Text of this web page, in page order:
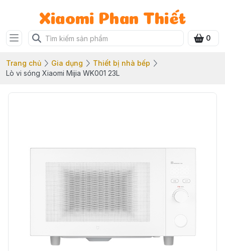
Xiaomi Phan Thiết
0
Trang chủ Gia dụng
Thiết bị nhà bếp
Lò vi sóng Xiaomi Mijia WK001 23L